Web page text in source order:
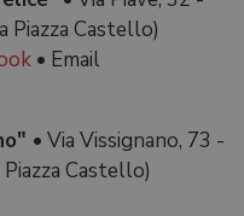
Piazza Castello)
• Email
• Via Vissignano, 73 -
Castello)